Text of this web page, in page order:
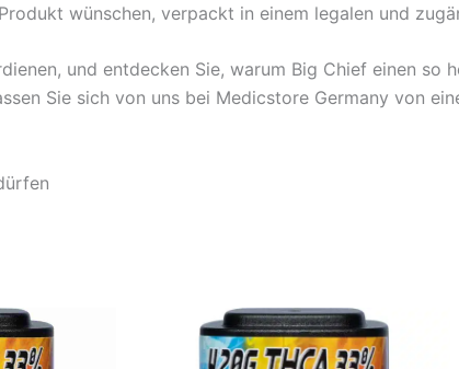
wünschen, verpackt in einem legalen und
und entdecken Sie, warum Big Chief einen so
Sie sich von uns bei Medicstore Germany von